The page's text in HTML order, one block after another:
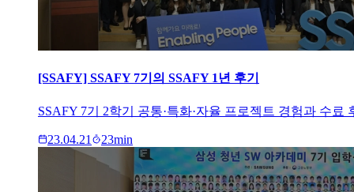
[SSAFY] SSAFY 7기의 SSAFY 1년 후기
SSAFY 7기 2학기 공통·특화·자율 프로젝트 경험과 수
23.04.21 23min